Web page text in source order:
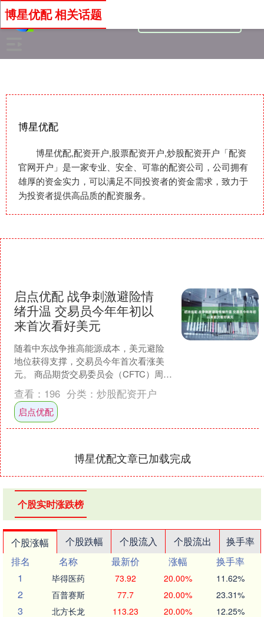
博星优配
博星优配,配资开户,股票配资开户,炒股配资开户「配资
官网开户」是一家专业、安全、可靠的配资公司，公司拥有
雄厚的资金实力，可以满足不同投资者的资金需求，致力于
为投资者提供高品质的配资服务。
博星优配 相关话题
启点优配 战争刺激避险情
绪升温 交易员今年年初以
来首次看好美元
随着中东战争推高能源成本，美元避险
地位获得支撑，交易员今年首次看涨美
元。 商品期货交易委员会（CFTC）周五
公布的数据显示，截至3月 17日，对冲基
金、资产管理....
查看： 196 分类： 炒股配资开户
启点优配
博星优配文章已加载完成
个股实时涨跌榜
个股涨幅 个股跌幅 个股流入 个股流出
换手率
排名
名称 最新价 涨幅
换手率
1
毕得医药 73.92 20.00% 11.62%
2 百普赛斯 77.7 20.00% 23.31%
3 北方长龙 113.23 20.00% 12.25%